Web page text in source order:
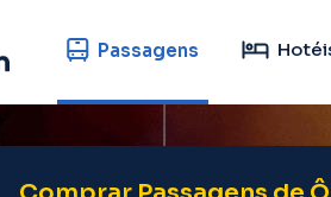
Passagens